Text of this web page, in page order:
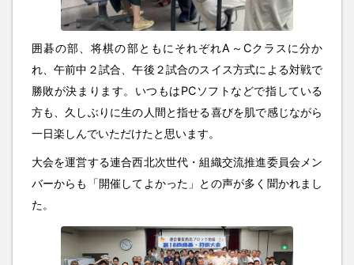
囲碁の部、将棋の部ともにそれぞれA～Cクラスに分か
れ、午前中２試合、午後２試合のスイス方式による対戦で
勝敗が決まります。いつもはPCソフトなどで指している
方も、久しぶりに生の人間と指せる喜びを肌で感じながら
一日楽しんでいただけたと思います。
大会を運営する連合西北次世代・組織交流推進委員会メン
バーからも「開催してよかった」との声が多く聞かれまし
た。